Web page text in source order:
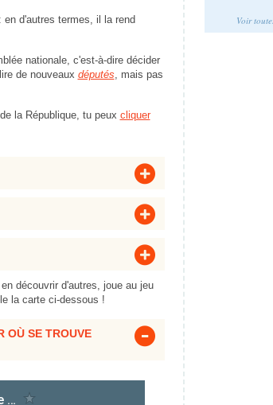
en d'autres termes, il la rend
nationale, c'est-à-dire décider
de nouveaux députés, mais pas
la République, tu peux cliquer
découvrir d'autres, joue au jeu
la carte ci-dessous !
OÙ SE TROUVE
Voir